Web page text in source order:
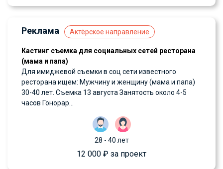
Реклама Актёрское направление
Кастинг съемка для социальных сетей ресторана
(мама и папа)
Для имиджевой съемки в соц сети известного
ресторана ищем: Мужчину и женщину (мама и папа)
30-40 лет. Съемка 13 августа Занятость около 4-5
часов Гонорар...
28 - 40 лет
12 000 ₽ за проект